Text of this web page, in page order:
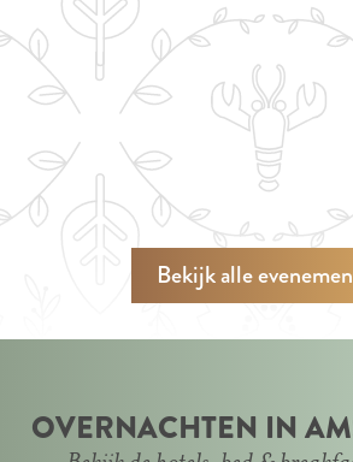
Bekijk alle
OVERNACHTEN IN